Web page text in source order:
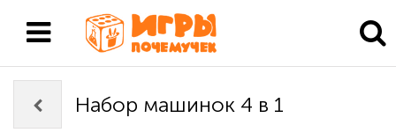
Набор машинок 4 в 1